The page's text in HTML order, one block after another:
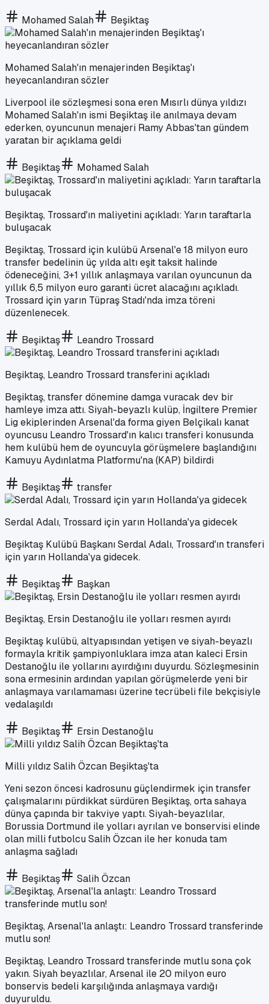
Mohamed Salah Beşiktaş
Mohamed Salah'ın menajerinden Beşiktaş'ı
heyecanlandıran sözler
Liverpool ile sözleşmesi sona eren Mısırlı dünya yıldızı
Mohamed Salah'ın ismi Beşiktaş ile anılmaya devam
ederken, oyuncunun menajeri Ramy Abbas'tan gündem
yaratan bir açıklama geldi
Beşiktaş Mohamed Salah
Beşiktaş, Trossard'ın maliyetini açıkladı: Yarın taraftarla
buluşacak
Beşiktaş, Trossard için kulübü Arsenal'e 18 milyon euro
transfer bedelinin üç yılda altı eşit taksit halinde
ödeneceğini, 3+1 yıllık anlaşmaya varılan oyuncunun da
yıllık 6,5 milyon euro garanti ücret alacağını açıkladı.
Trossard için yarın Tüpraş Stadı'nda imza töreni
düzenlenecek.
Beşiktaş Leandro Trossard
Beşiktaş, Leandro Trossard transferini açıkladı
Beşiktaş, transfer dönemine damga vuracak dev bir
hamleye imza attı. Siyah-beyazlı kulüp, İngiltere Premier
Lig ekiplerinden Arsenal'da forma giyen Belçikalı kanat
oyuncusu Leandro Trossard'ın kalıcı transferi konusunda
hem kulübü hem de oyuncuyla görüşmelere başlandığını
Kamuyu Aydınlatma Platformu'na (KAP) bildirdi
Beşiktaş transfer
Serdal Adalı, Trossard için yarın Hollanda'ya gidecek
Beşiktaş Kulübü Başkanı Serdal Adalı, Trossard'ın transferi
için yarın Hollanda'ya gidecek.
Beşiktaş Başkan
Beşiktaş, Ersin Destanoğlu ile yolları resmen ayırdı
Beşiktaş kulübü, altyapısından yetişen ve siyah-beyazlı
formayla kritik şampiyonluklara imza atan kaleci Ersin
Destanoğlu ile yollarını ayırdığını duyurdu. Sözleşmesinin
sona ermesinin ardından yapılan görüşmelerde yeni bir
anlaşmaya varılamaması üzerine tecrübeli file bekçisiyle
vedalaşıldı
Beşiktaş Ersin Destanoğlu
Milli yıldız Salih Özcan Beşiktaş'ta
Yeni sezon öncesi kadrosunu güçlendirmek için transfer
çalışmalarını pürdikkat sürdüren Beşiktaş, orta sahaya
dünya çapında bir takviye yaptı. Siyah-beyazlılar,
Borussia Dortmund ile yolları ayrılan ve bonservisi elinde
olan milli futbolcu Salih Özcan ile her konuda tam
anlaşma sağladı
Beşiktaş Salih Özcan
Beşiktaş, Arsenal'la anlaştı: Leandro Trossard transferinde
mutlu son!
Beşiktaş, Leandro Trossard transferinde mutlu sona çok
yakın. Siyah beyazlılar, Arsenal ile 20 milyon euro
bonservis bedeli karşılığında anlaşmaya vardığı
duyuruldu.